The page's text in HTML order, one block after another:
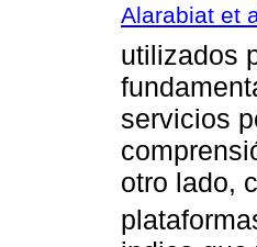
Alarabiat et
utilizados
servicios
otro lado,